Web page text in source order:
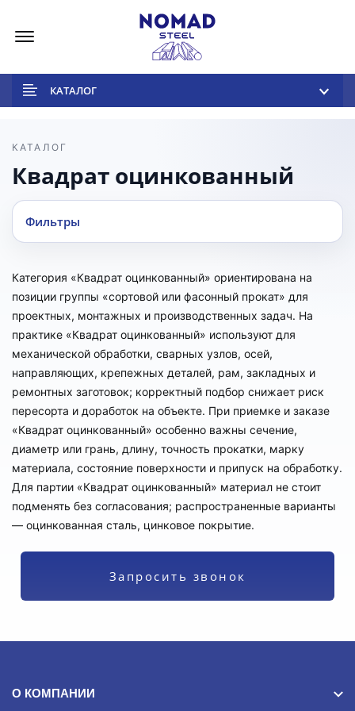
КАТАЛОГ
КАТАЛОГ
Квадрат оцинкованный
Фильтры
Категория «Квадрат оцинкованный» ориентирована на
позиции группы «сортовой или фасонный прокат» для
проектных, монтажных и производственных задач. На
практике «Квадрат оцинкованный» используют для
механической обработки, сварных узлов, осей,
направляющих, крепежных деталей, рам, закладных и
ремонтных заготовок; корректный подбор снижает риск
пересорта и доработок на объекте. При приемке и заказе
«Квадрат оцинкованный» особенно важны сечение,
диаметр или грань, длину, точность прокатки, марку
материала, состояние поверхности и припуск на обработку.
Для партии «Квадрат оцинкованный» материал не стоит
подменять без согласования; распространенные варианты
— оцинкованная сталь, цинковое покрытие.
Запросить звонок
О КОМПАНИИ